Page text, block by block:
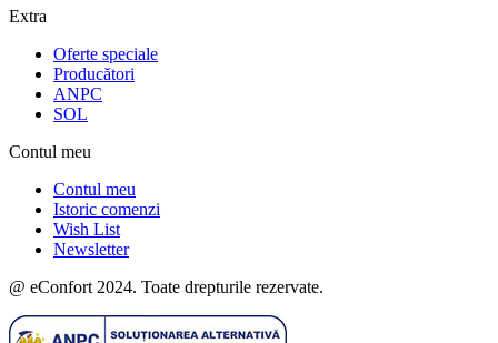
Extra
Oferte speciale
Producători
ANPC
SOL
Contul meu
Contul meu
Istoric comenzi
Wish List
Newsletter
@ eConfort 2024. Toate drepturile rezervate.